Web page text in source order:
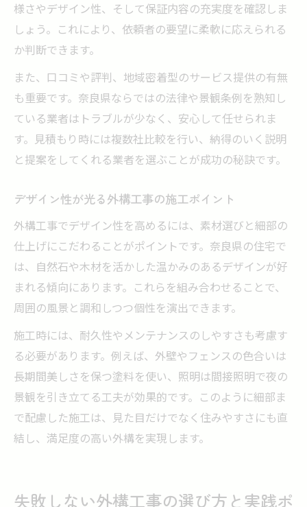
様さやデザイン性、そして保証内容の充実度を確認しま
しょう。これにより、依頼者の要望に柔軟に応えられる
か判断できます。
また、口コミや評判、地域密着型のサービス提供の有無
も重要です。奈良県ならではの法律や景観条例を熟知し
ている業者はトラブルが少なく、安心して任せられま
す。見積もり時には複数社比較を行い、納得のいく説明
と提案をしてくれる業者を選ぶことが成功の秘訣です。
デザイン性が光る外構工事の施工ポイント
外構工事でデザイン性を高めるには、素材選びと細部の
仕上げにこだわることがポイントです。奈良県の住宅で
は、自然石や木材を活かした温かみのあるデザインが好
まれる傾向にあります。これらを組み合わせることで、
周囲の風景と調和しつつ個性を演出できます。
施工時には、耐久性やメンテナンスのしやすさも考慮す
る必要があります。例えば、外壁やフェンスの色合いは
長期間美しさを保つ塗料を使い、照明は間接照明で夜の
景観を引き立てる工夫が効果的です。このように細部ま
で配慮した施工は、見た目だけでなく住みやすさにも直
結し、満足度の高い外構を実現します。
失敗しない外構工事の選び方と実践ポ